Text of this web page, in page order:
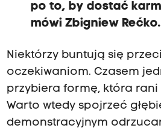
po to, by dostać
mówi Zbigniew Rećko.
Niektórzy buntują się
oczekiwaniom. Czasem
przybiera formę, która rani
Warto wtedy spojrzeć
demonstracyjnym